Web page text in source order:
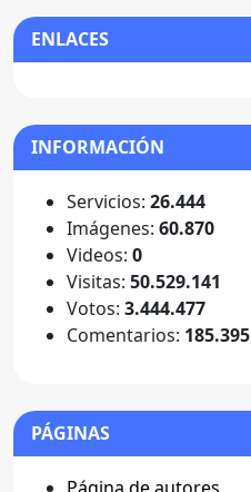
ENLACES
INFORMACIÓN
Servicios: 26.444
Imágenes: 60.870
Videos: 0
Visitas: 50.529.141
Votos: 3.444.477
Comentarios: 185.395
PÁGINAS